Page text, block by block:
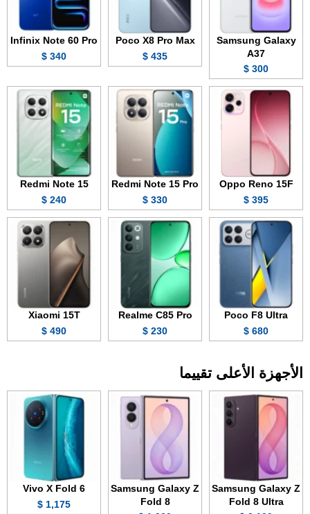
Samsung Galaxy
A37
300 $
Poco X8 Pro Max
435 $
Infinix Note 60 Pro
340 $
Oppo Reno 15F
395 $
Redmi Note 15 Pro
330 $
Redmi Note 15
240 $
Poco F8 Ultra
680 $
Realme C85 Pro
230 $
Xiaomi 15T
490 $
الأجهزة الأعلى تقييما
Samsung Galaxy Z
Fold 8 Ultra
Samsung Galaxy Z
Fold 8
Vivo X Fold 6
1,175 $